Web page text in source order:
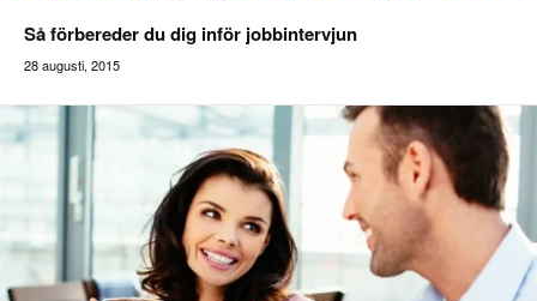
Så förbereder du dig inför jobbintervjun
28 augusti, 2015